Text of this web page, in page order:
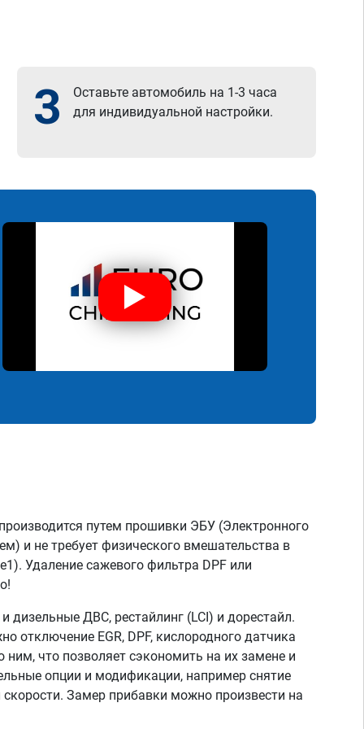
3
Оставьте автомобиль на 1-3 часа
для индивидуальной настройки.
путем прошивки ЭБУ (Электронного
и не требует физического вмешательства в
Удаление сажевого фильтра DPF или
ДВС, рестайлинг (LCI) и дорестайл.
отключение EGR, DPF, кислородного датчика
что позволяет сэкономить на их замене и
опции и модификации, например снятие
Замер прибавки можно произвести на